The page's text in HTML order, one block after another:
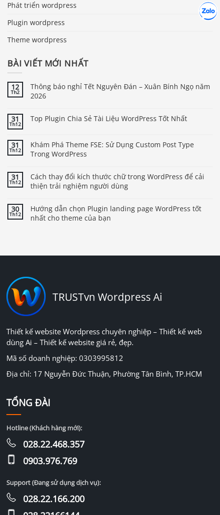
Phát triển wordpress
Plugin wordpress
Theme wordpress
BÀI VIẾT MỚI NHẤT
12
Th2
Thông báo nghỉ Tết Nguyên Đán – Xuân Bính Ngọ năm
2026
31
Th12
Top Plugin Chia Sẻ Tài Liệu WordPress Tốt Nhất
31
Th12
Khám Phá Theme FSE: Sử Dụng Custom Post Type
Trong WordPress
31
Th12
Cách thay đổi kích thước chữ trong WordPress để cải
thiện trải nghiệm người dùng
30
Th12
Hướng dẫn chọn Plugin landing page WordPress tốt
nhất cho theme của bạn
TRUSTvn Wordpress Ai
Thiết kế website Wordpress chuyên nghiệp – Thiết kế web
dùng Ai – Thiết kế website giá rẻ, đẹp.
Mã số doanh nghiệp: 0303995812
Địa chỉ: 17 Nguyễn Đức Thuận, Phường Tân Bình, TP.HCM
TỔNG ĐÀI
Hotline (Khách hàng mới):
028.22.468.357
0903.976.769
Support (Đang sử dụng dịch vụ):
028.22.166.200
Chát